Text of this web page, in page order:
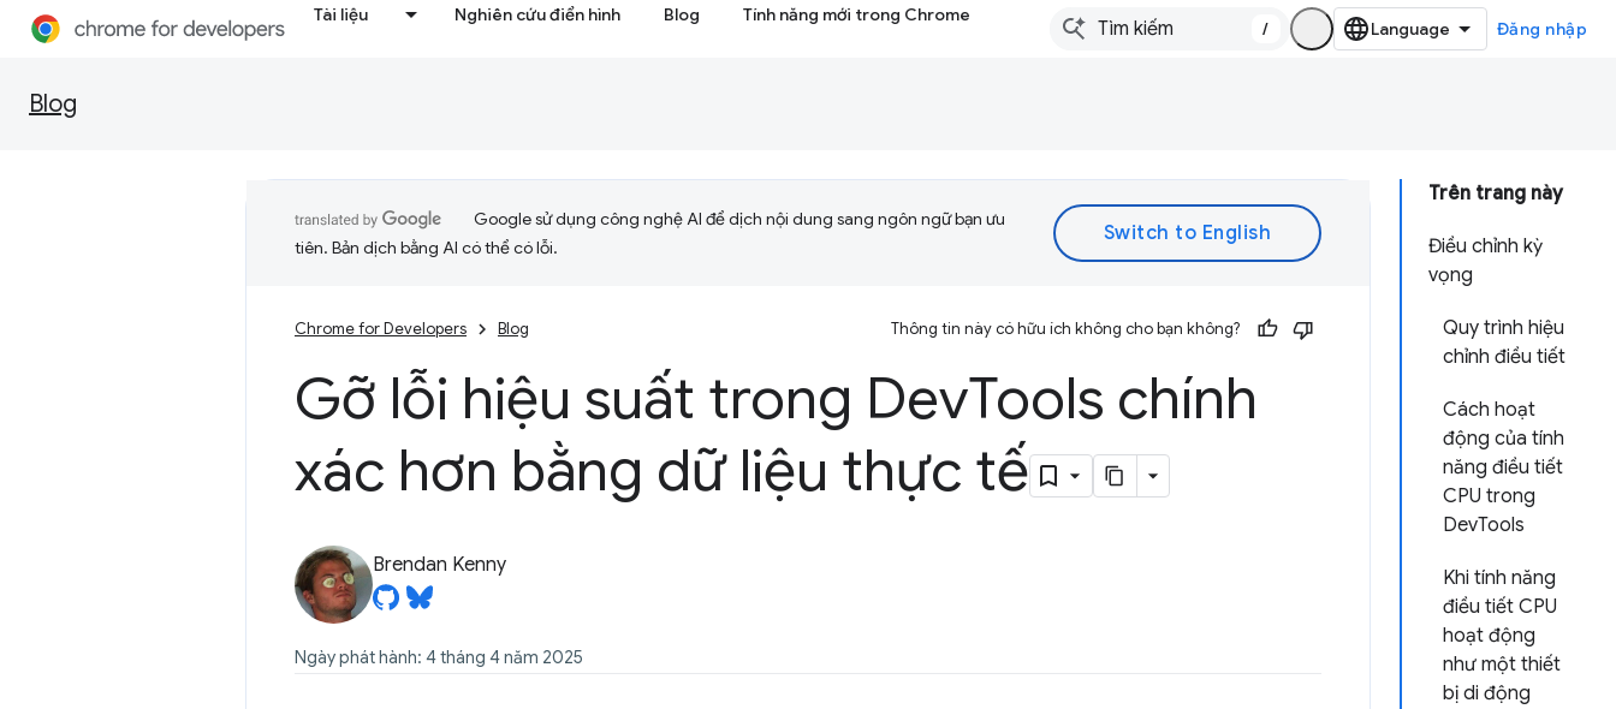
Tài liệu Nghiên cứu điển hình Blog Tính năng mới trong Chrome
/ Đăng nhập
Blog
Trên trang này
Điều chỉnh kỳ
vọng
Quy trình hiệu
chỉnh điều tiết
Cách hoạt
động của tính
năng điều tiết
CPU trong
DevTools
Khi tính năng
điều tiết CPU
hoạt động
như một thiết
bị di động
Google sử dụng công nghệ AI để dịch nội dung sang ngôn ngữ bạn ưu
tiên. Bản dịch bằng AI có thể có lỗi.
Chrome for Developers Blog Thông tin này có hữu ích không cho bạn không?
Gỡ lỗi hiệu suất trong DevTools chính
xác hơn bằng dữ liệu thực tế
Brendan Kenny
Ngày phát hành: 4 tháng 4 năm 2025